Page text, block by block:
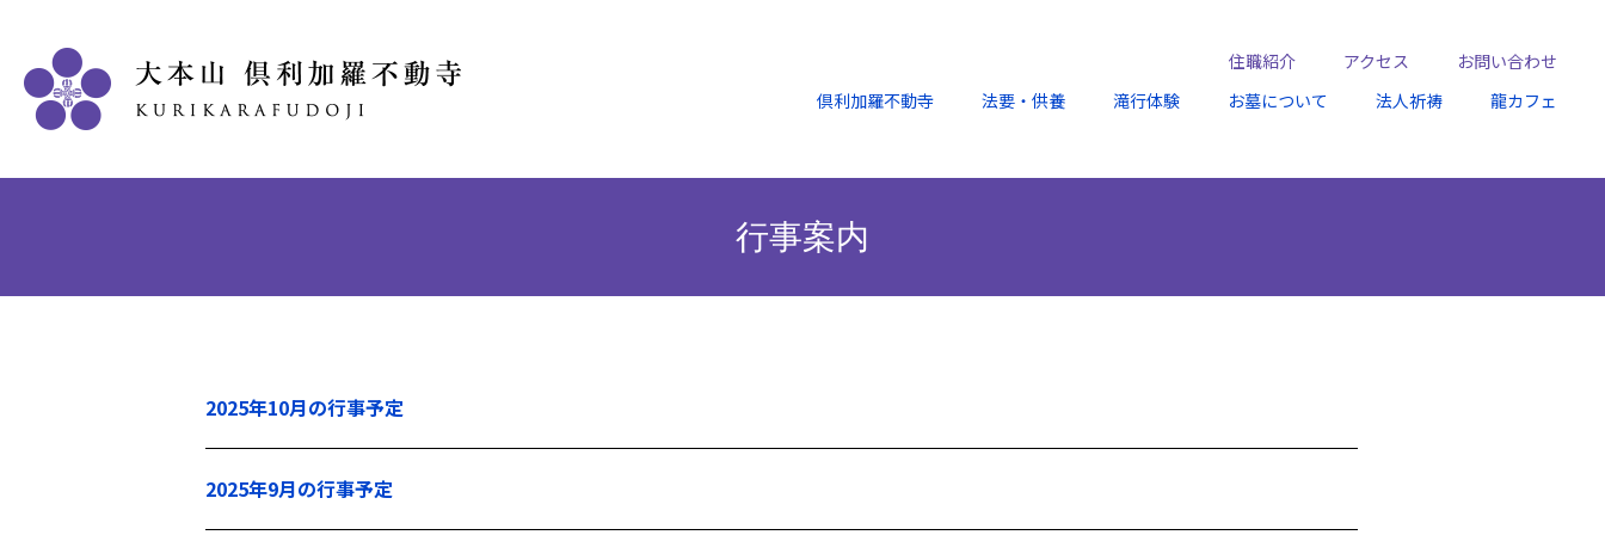
住職紹介 アクセス
お問い合わせ
倶利加羅不動寺
法要・供養 滝行体験 お墓について 法人祈祷 龍カフェ
行事案内
2025年10月の行事予定
2025年9月の行事予定